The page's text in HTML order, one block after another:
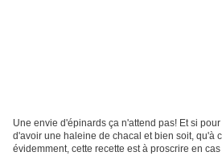
Une envie d'épinards ça n'attend pas! Et si
d'avoir une haleine de chacal et bien soit, qu'à
évidemment, cette recette est à proscrire en